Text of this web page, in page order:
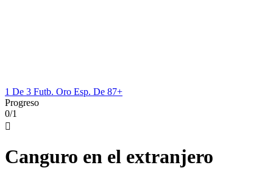
1 De 3 Futb. Oro Esp. De 87+
Progreso
0/1

Canguro en el extranjero